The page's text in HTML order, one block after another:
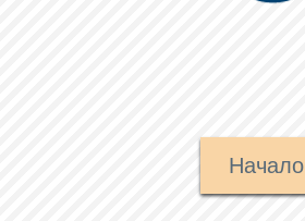
Начало